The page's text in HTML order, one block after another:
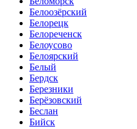
Белоозёрский
Белорецк
Белореченск
Белоусово
Белоярский
Белый
Бердск
Березники
Берёзовский
Беслан
Бийск